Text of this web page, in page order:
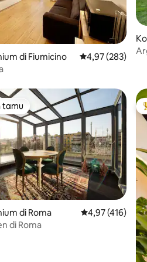
122 ulasan
di Fiumicino Nilai rata-rata
4,97 (283)
205 ulasan
terpopuler
tamu
di Roma Nilai rata-rata
4,97 (416)
di Roma